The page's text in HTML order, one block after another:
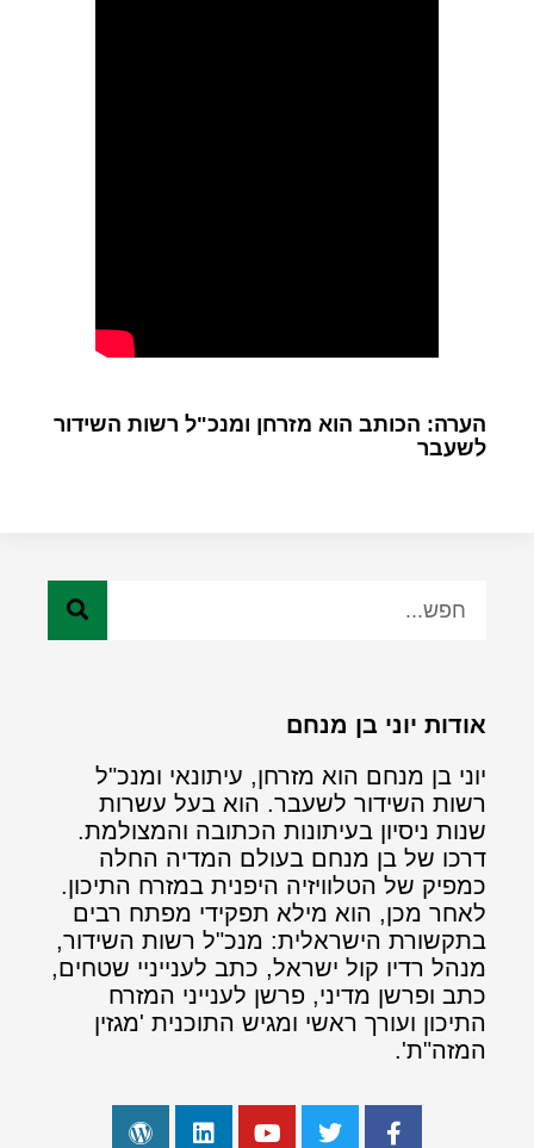
הערה: הכותב הוא מזרחן ומנכ"ל רשות השידור
לשעבר
אודות יוני בן מנחם
יוני בן מנחם הוא מזרחן, עיתונאי ומנכ"ל
רשות השידור לשעבר. הוא בעל עשרות
שנות ניסיון בעיתונות הכתובה והמצולמת.
דרכו של בן מנחם בעולם המדיה החלה
כמפיק של הטלוויזיה היפנית במזרח התיכון.
לאחר מכן, הוא מילא תפקידי מפתח רבים
בתקשורת הישראלית: מנכ"ל רשות השידור,
מנהל רדיו קול ישראל, כתב לענייניי שטחים,
כתב ופרשן מדיני, פרשן לענייני המזרח
התיכון ועורך ראשי ומגיש התוכנית 'מגזין
המזה"ת'.